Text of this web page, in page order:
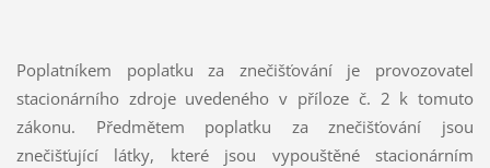
Poplatníkem poplatku za znečišťování je provozovatel
stacionárního zdroje uvedeného v příloze č. 2 k tomuto
zákonu. Předmětem poplatku za znečišťování jsou
znečišťující látky, které jsou vypouštěné stacionárním